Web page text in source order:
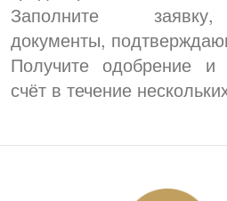
Заполните
документы,
Получите одобрение и
счёт в течение